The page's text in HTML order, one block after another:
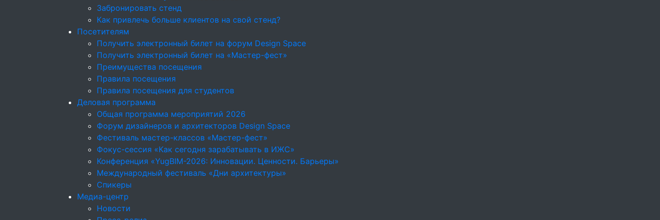
Забронировать стенд
Как привлечь больше клиентов на свой стенд?
Посетителям
Получить электронный билет на форум Design Space
Получить электронный билет на «Мастер-фест»
Преимущества посещения
Правила посещения
Правила посещения для студентов
Деловая программа
Общая программа мероприятий 2026
Форум дизайнеров и архитекторов Design Space
Фестиваль мастер-классов «Мастер-фест»
Фокус-сессия «Как сегодня зарабатывать в ИЖС»
Конференция «YugBIM-2026: Инновации. Ценности. Барьеры»
Международный фестиваль «Дни архитектуры»
Спикеры
Медиа-центр
Новости